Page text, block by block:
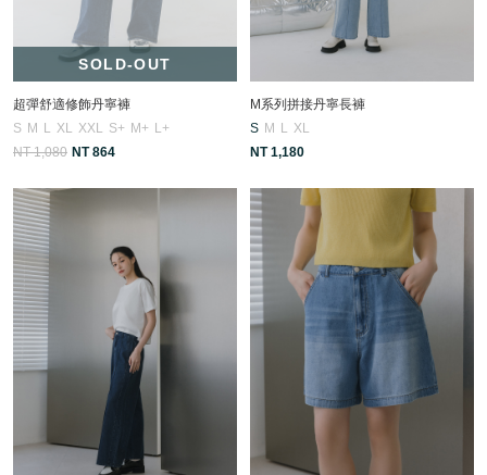
SOLD-OUT
超彈舒適修飾丹寧褲
S M L XL XXL S+ M+ L+
NT 1,080 NT 864
M系列拼接丹寧長褲
S M L XL
NT 1,180